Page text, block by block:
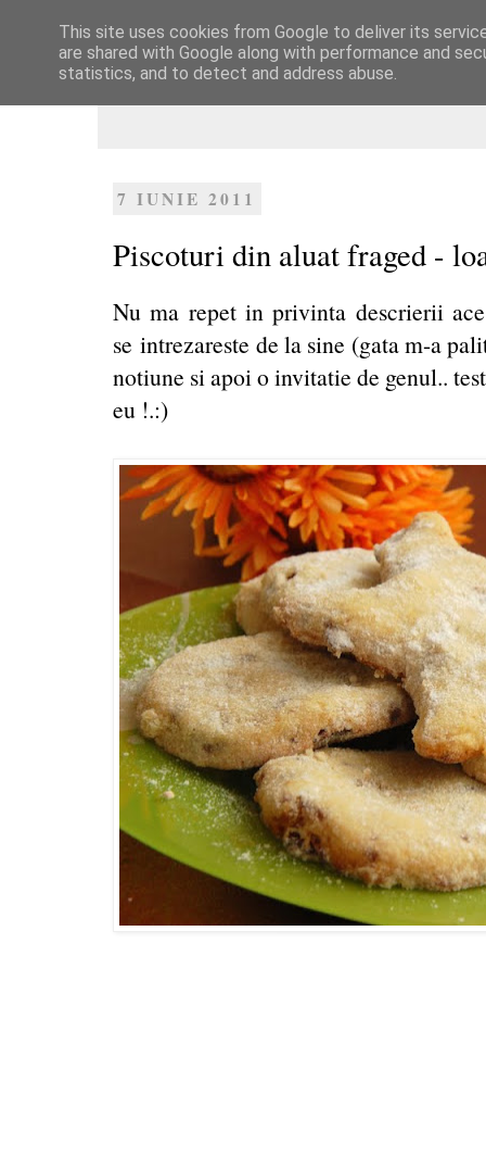
Dulcegarii culinare
7 IUNIE 2011
Piscoturi din aluat fraged -
Nu ma repet in privinta descrierii
se intrezareste de la sine (gata m-a
notiune si apoi o invitatie de genul..
eu !.:)
This site uses cookies from Google to deliver its
are shared with Google along with performance and
statistics, and to detect and address abuse.